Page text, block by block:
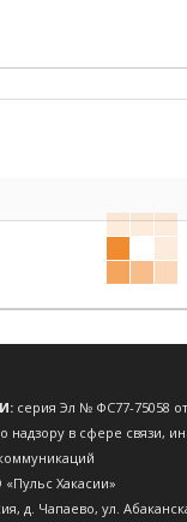
серия Эл № ФС77-75058
надзору в сфере связи,
Хакасии»
д. Чапаево, ул.